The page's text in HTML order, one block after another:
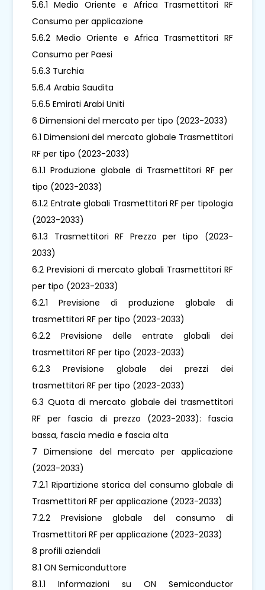
5.6.1 Medio Oriente e Africa Trasmettitori RF
Consumo per applicazione
5.6.2 Medio Oriente e Africa Trasmettitori RF
Consumo per Paesi
5.6.3 Turchia
5.6.4 Arabia Saudita
5.6.5 Emirati Arabi Uniti
6 Dimensioni del mercato per tipo (2023-2033)
6.1 Dimensioni del mercato globale Trasmettitori
RF per tipo (2023-2033)
6.1.1 Produzione globale di Trasmettitori RF per
tipo (2023-2033)
6.1.2 Entrate globali Trasmettitori RF per tipologia
(2023-2033)
6.1.3 Trasmettitori RF Prezzo per tipo (2023-
2033)
6.2 Previsioni di mercato globali Trasmettitori RF
per tipo (2023-2033)
6.2.1 Previsione di produzione globale di
trasmettitori RF per tipo (2023-2033)
6.2.2 Previsione delle entrate globali dei
trasmettitori RF per tipo (2023-2033)
6.2.3 Previsione globale dei prezzi dei
trasmettitori RF per tipo (2023-2033)
6.3 Quota di mercato globale dei trasmettitori
RF per fascia di prezzo (2023-2033): fascia
bassa, fascia media e fascia alta
7 Dimensione del mercato per applicazione
(2023-2033)
7.2.1 Ripartizione storica del consumo globale di
Trasmettitori RF per applicazione (2023-2033)
7.2.2 Previsione globale del consumo di
Trasmettitori RF per applicazione (2023-2033)
8 profili aziendali
8.1 ON Semiconduttore
8.1.1 Informazioni su ON Semiconductor